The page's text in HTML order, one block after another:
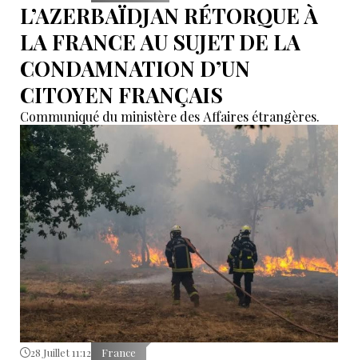
L’AZERBAÏDJAN RÉTORQUE À
LA FRANCE AU SUJET DE LA
CONDAMNATION D’UN
CITOYEN FRANÇAIS
Communiqué du ministère des Affaires étrangères.
28 Juillet 11:12 France